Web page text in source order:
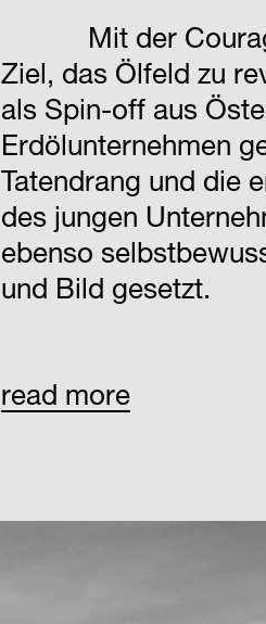
Mit der
Ziel, das Ölfeld zu
als Spin-off aus
Erdölunternehmen
Tatendrang und die
des jungen
ebenso
und Bild gesetzt.
read more